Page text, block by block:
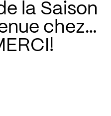
la Saison
chez…